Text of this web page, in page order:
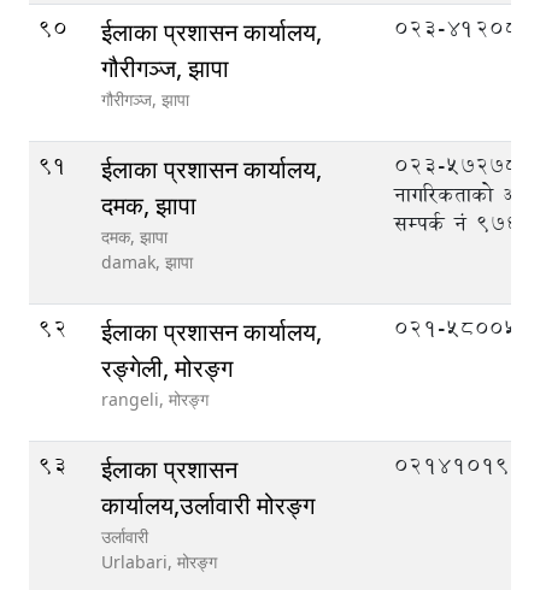
90
ईलाका प्रशासन कार्यालय,
गौरीगञ्ज, झापा
गौरीगञ्ज, झापा
023-412087
91
ईलाका प्रशासन कार्यालय,
दमक, झापा
दमक, झापा
damak, झापा
023-572789,
नागरिकताको
सम्पर्क नं
92
ईलाका प्रशासन कार्यालय,
रङ्गेली, मोरङ्ग
rangeli, मोरङ्ग
०२१-५८००५६
93
ईलाका प्रशासन
कार्यालय,उर्लावारी मोरङ्ग
उर्लावारी
Urlabari, मोरङ्ग
०२१४१०१९९